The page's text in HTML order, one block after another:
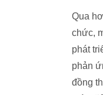
Qua
chức,
phát
phản
đồng